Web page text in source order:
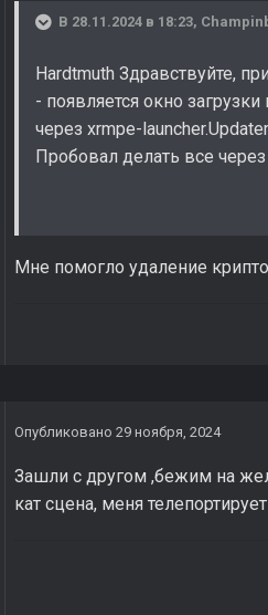
В 28.11.2024 в 18:23,
Hardtmuth Здравствуйте,
- появляется окно
через xrmpe-
Пробовал делать все
Мне помогло удаление
Опубликовано 29 ноября, 2024
Зашли с другом ,бежим на
кат сцена, меня